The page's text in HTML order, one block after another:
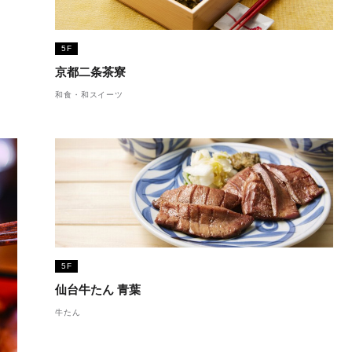
5F
京都二条茶寮
和食・和スイーツ
5F
仙台牛たん 青葉
牛たん